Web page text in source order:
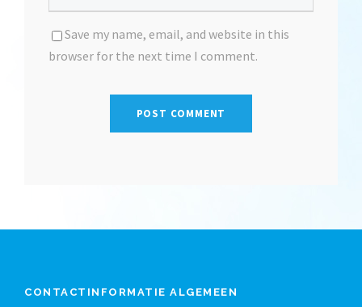
Save my name, email, and website in this
browser for the next time I comment.
CONTACTINFORMATIE ALGEMEEN